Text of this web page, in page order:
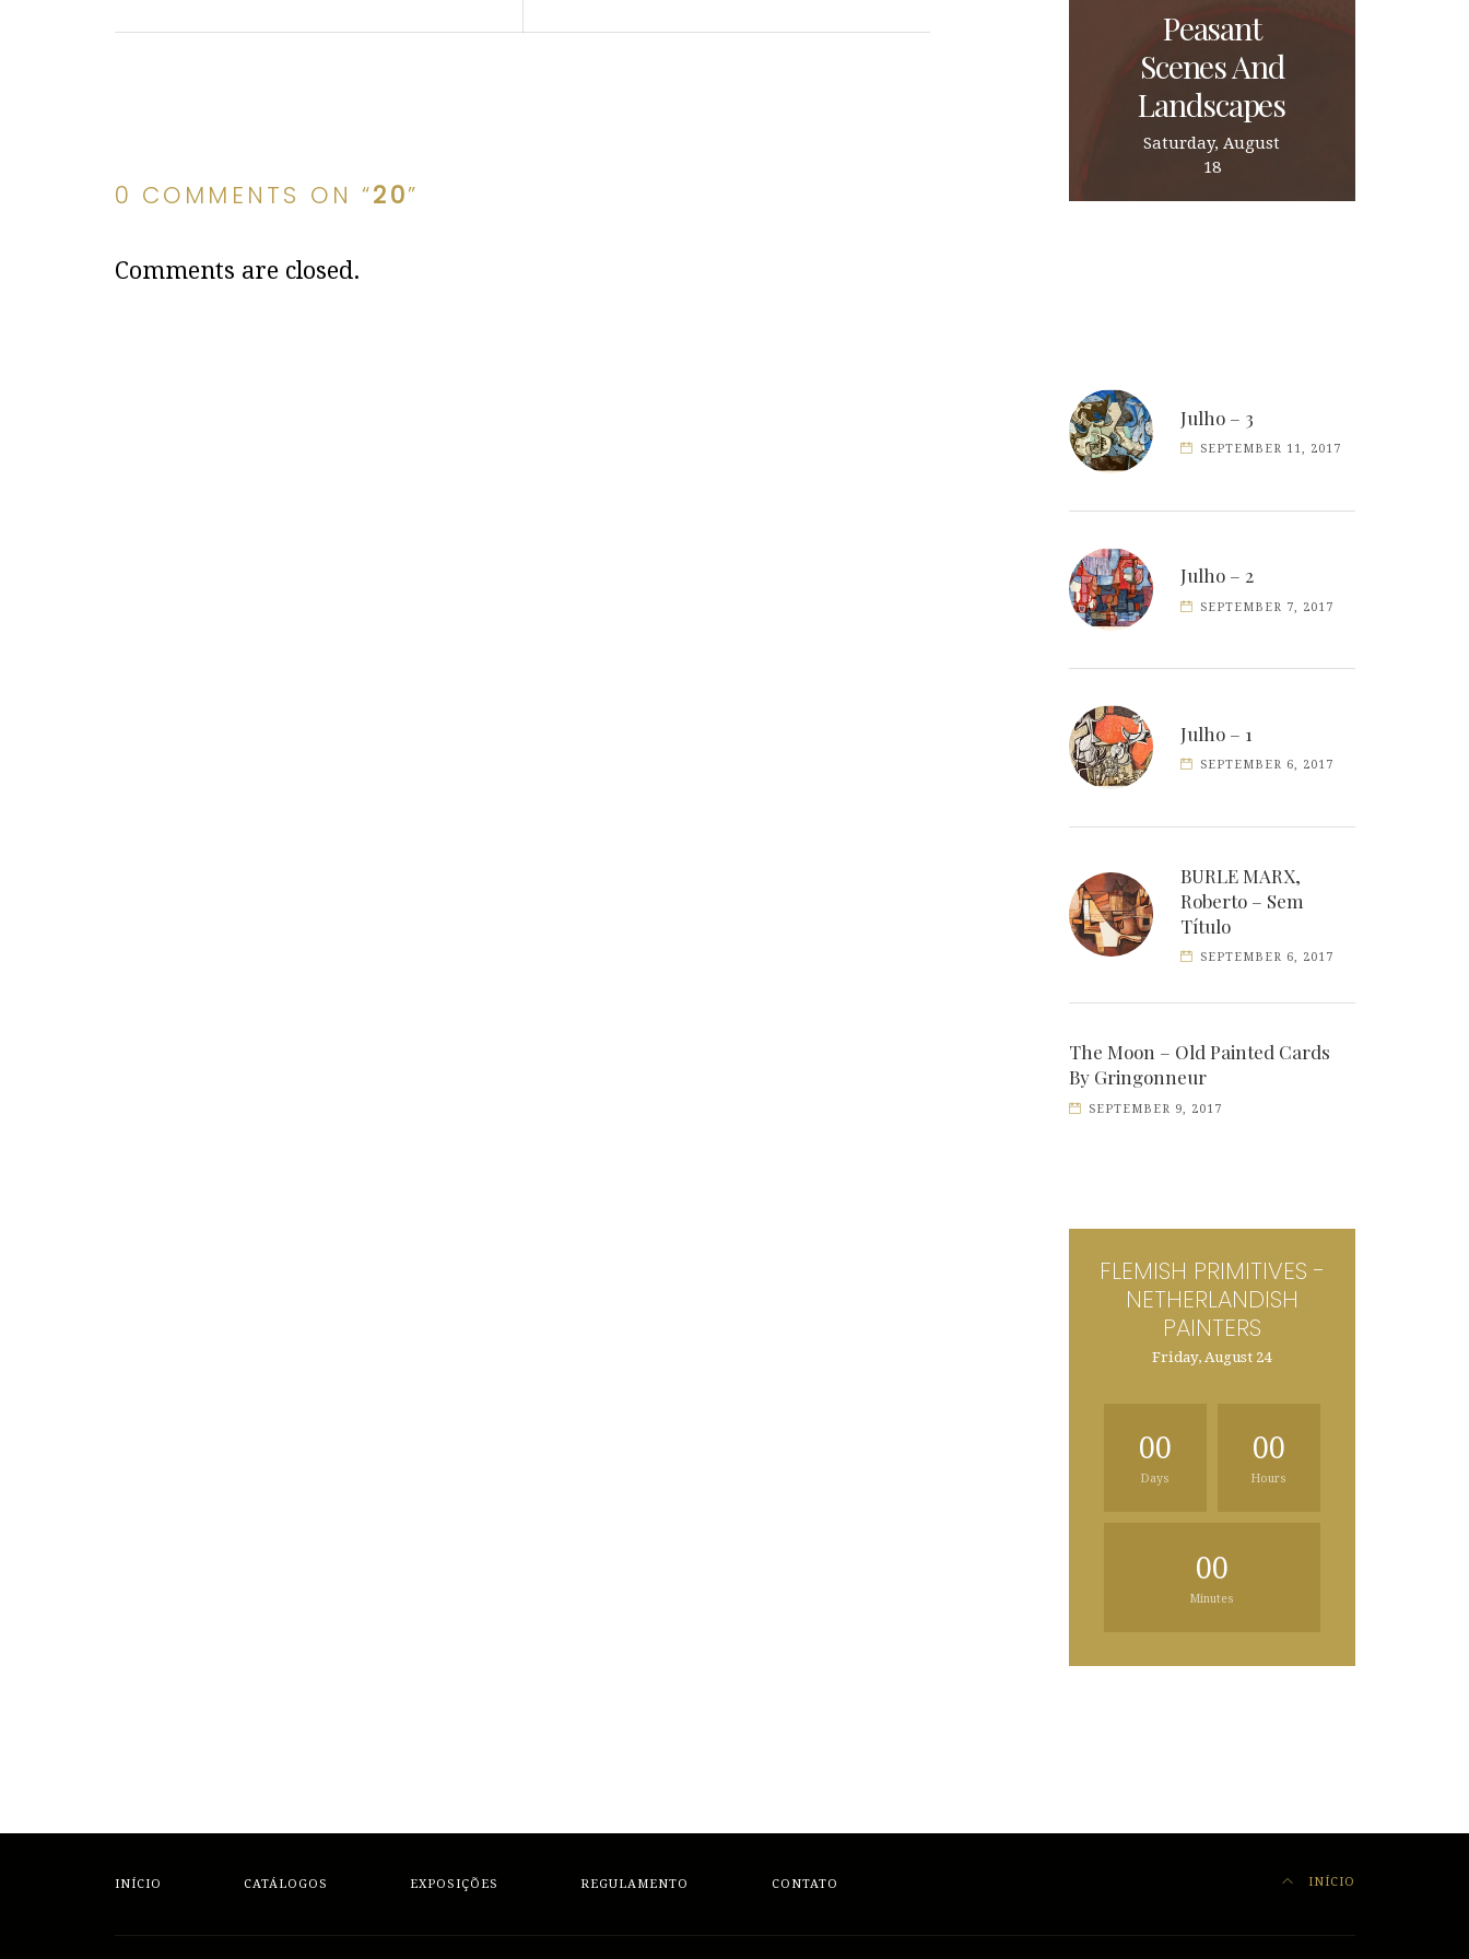
0 COMMENTS ON “20”
Comments are closed.
Peasant
Scenes And
Landscapes
Saturday, August
18
Julho – 3
SEPTEMBER 11, 2017
Julho – 2
SEPTEMBER 7, 2017
Julho – 1
SEPTEMBER 6, 2017
BURLE MARX,
Roberto – Sem
Título
SEPTEMBER 6, 2017
The Moon – Old Painted Cards
By Gringonneur
SEPTEMBER 9, 2017
FLEMISH PRIMITIVES -
NETHERLANDISH
PAINTERS
Friday, August 24
00
Days
00
Hours
00
Minutes
INÍCIO CATÁLOGOS EXPOSIÇÕES REGULAMENTO CONTATO INÍCIO